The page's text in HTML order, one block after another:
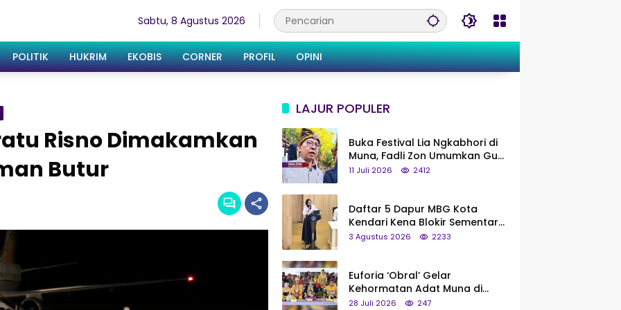
Sabtu, 8 Agustus 2026
POLITIK HUKRIM EKOBIS CORNER PROFIL OPINI
Risno Dimakamkan
Butur
LAJUR POPULER
Buka Festival Lia Ngkabhori di
Muna, Fadli Zon Umumkan Gua
Metanduno Segera Naik Status
11 Juli 2026 2412
Daftar 5 Dapur MBG Kota
Kendari Kena Blokir Sementara
dari Pusat
3 Agustus 2026 2233
Euforia ‘Obral’ Gelar
Kehormatan Adat Muna di
Silaturahmi KKMM, Ridwan Bae:
28 Juli 2026 247